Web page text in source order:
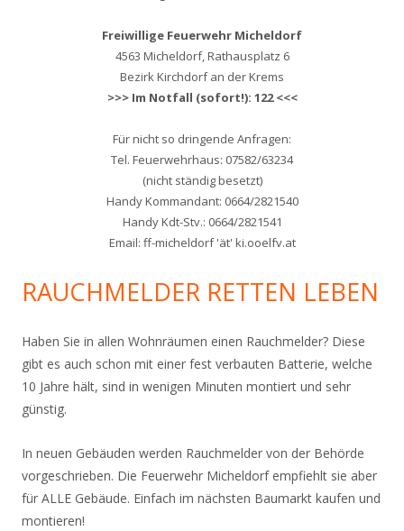
Freiwillige Feuerwehr Micheldorf
4563 Micheldorf, Rathausplatz 6
Bezirk Kirchdorf an der Krems
>>> Im Notfall (sofort!): 122 <<<
Für nicht so dringende Anfragen:
Tel. Feuerwehrhaus: 07582/63234
(nicht ständig besetzt)
Handy Kommandant: 0664/2821540
Handy Kdt-Stv.: 0664/2821541
Email: ff-micheldorf 'ät' ki.ooelfv.at
RAUCHMELDER RETTEN LEBEN
Haben Sie in allen Wohnräumen einen Rauchmelder? Diese
gibt es auch schon mit einer fest verbauten Batterie, welche
10 Jahre hält, sind in wenigen Minuten montiert und sehr
günstig.
In neuen Gebäuden werden Rauchmelder von der Behörde
vorgeschrieben. Die Feuerwehr Micheldorf empfiehlt sie aber
für ALLE Gebäude. Einfach im nächsten Baumarkt kaufen und
montieren!